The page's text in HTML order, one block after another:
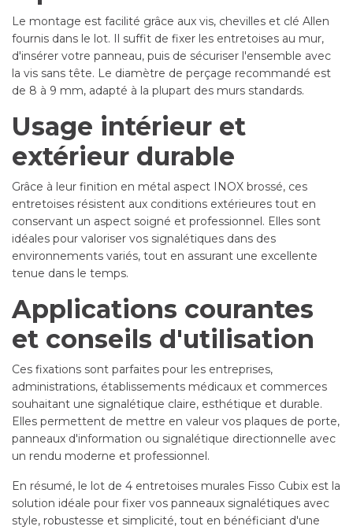
Le montage est facilité grâce aux vis, chevilles et clé Allen
fournis dans le lot. Il suffit de fixer les entretoises au mur,
d'insérer votre panneau, puis de sécuriser l'ensemble avec
la vis sans tête. Le diamètre de perçage recommandé est
de 8 à 9 mm, adapté à la plupart des murs standards.
Usage intérieur et
extérieur durable
Grâce à leur finition en métal aspect INOX brossé, ces
entretoises résistent aux conditions extérieures tout en
conservant un aspect soigné et professionnel. Elles sont
idéales pour valoriser vos signalétiques dans des
environnements variés, tout en assurant une excellente
tenue dans le temps.
Applications courantes
et conseils d'utilisation
Ces fixations sont parfaites pour les entreprises,
administrations, établissements médicaux et commerces
souhaitant une signalétique claire, esthétique et durable.
Elles permettent de mettre en valeur vos plaques de porte,
panneaux d'information ou signalétique directionnelle avec
un rendu moderne et professionnel.
En résumé, le lot de 4 entretoises murales Fisso Cubix est la
solution idéale pour fixer vos panneaux signalétiques avec
style, robustesse et simplicité, tout en bénéficiant d'une